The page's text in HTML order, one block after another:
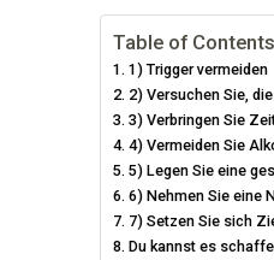
B
O
O
K
Table of Contents
1) Trigger vermeiden
2) Versuchen Sie,
3) Verbringen Sie
4) Vermeiden Sie
5) Legen Sie eine
6) Nehmen Sie eine
7) Setzen Sie sich
Du kannst es